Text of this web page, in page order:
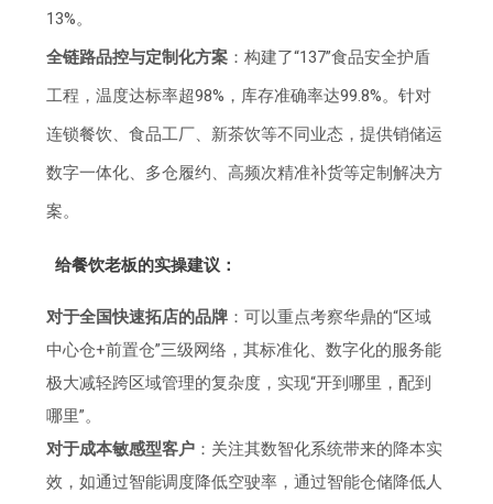
13%。
全链路品控与定制化方案 ：构建了“137”食品安全护盾
工程，温度达标率超98%，库存准确率达99.8%。针对
连锁餐饮、食品工厂、新茶饮等不同业态，提供销储运
数字一体化、多仓履约、高频次精准补货等定制解决方
案。
给餐饮老板的实操建议：
对于全国快速拓店的品牌 ：可以重点考察华鼎的“区域
中心仓+前置仓”三级网络，其标准化、数字化的服务能
极大减轻跨区域管理的复杂度，实现“开到哪里，配到
哪里”。
对于成本敏感型客户 ：关注其数智化系统带来的降本实
效，如通过智能调度降低空驶率，通过智能仓储降低人